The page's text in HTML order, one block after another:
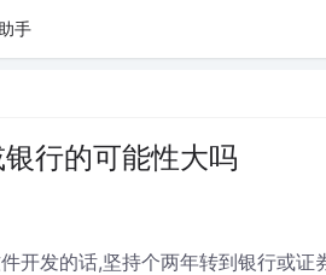
手
行的可能性大吗
开发的话,坚持个两年转到银行或